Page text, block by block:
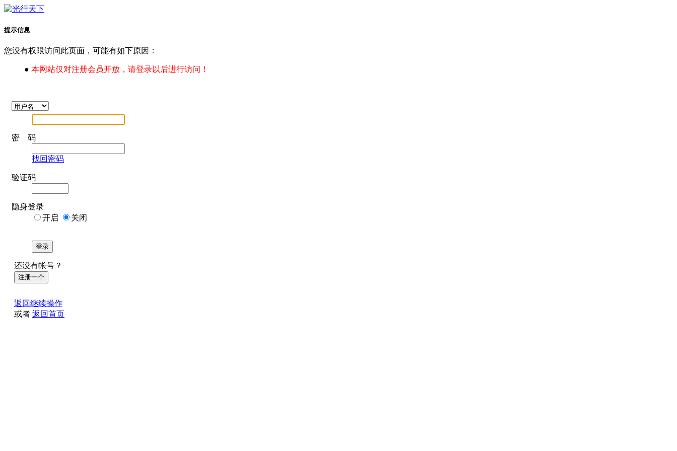
提示信息
您没有权限访问此页面，可能有如下原因：
● 本网站仅对注册会员开放，请登录以后进行访问！
密 码
找回密码
验证码
隐身登录
开启
关闭
登录
还没有帐号？
注册一个
返回继续操作
或者 返回首页